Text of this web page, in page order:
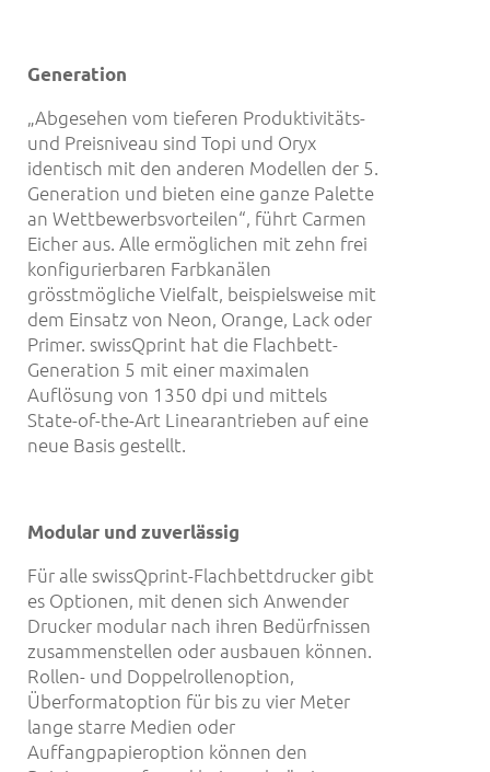
Generation
„Abgesehen vom tieferen Produktivitäts-
und Preisniveau sind Topi und Oryx
identisch mit den anderen Modellen der 5.
Generation und bieten eine ganze Palette
an Wettbewerbsvorteilen“, führt Carmen
Eicher aus. Alle ermöglichen mit zehn frei
konfigurierbaren Farbkanälen
grösstmögliche Vielfalt, beispielsweise mit
dem Einsatz von Neon, Orange, Lack oder
Primer. swissQprint hat die Flachbett-
Generation 5 mit einer maximalen
Auflösung von 1350 dpi und mittels
State-of-the-Art Linearantrieben auf eine
neue Basis gestellt.
Modular und zuverlässig
Für alle swissQprint-Flachbettdrucker gibt
es Optionen, mit denen sich Anwender
Drucker modular nach ihren Bedürfnissen
zusammenstellen oder ausbauen können.
Rollen- und Doppelrollenoption,
Überformatoption für bis zu vier Meter
lange starre Medien oder
Auffangpapieroption können den